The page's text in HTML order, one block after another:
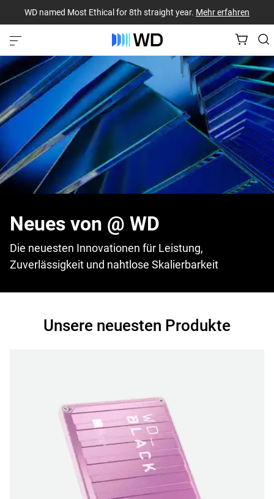
WD named Most Ethical for 8th straight year. Mehr erfahren
Neues von @ WD
Die neuesten Innovationen für Leistung,
Zuverlässigkeit und nahtlose Skalierbarkeit
Unsere neuesten Produkte